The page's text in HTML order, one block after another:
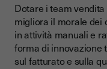
Dotare i team
migliora il morale dei
in attività manuali e
forma di innovazione
sul fatturato e sulla